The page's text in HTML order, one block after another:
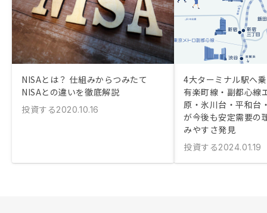
NISAとは？ 仕組みからつみたて
NISAとの違いを徹底解説
投資する2020.10.16
4大ターミナル駅へ
有楽町線・副都心線
原・氷川台・平和台
が今後も安定需要の
みやすさ発見
投資する2024.01.19